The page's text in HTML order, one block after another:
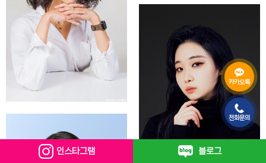
카카오톡
전화문의
인스타그램 블로그